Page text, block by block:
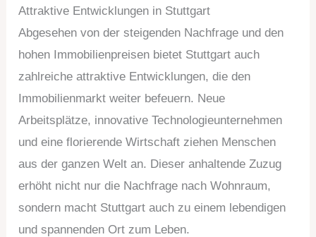
Attraktive Entwicklungen in Stuttgart
Abgesehen von der steigenden Nachfrage und den
hohen Immobilienpreisen bietet Stuttgart auch
zahlreiche attraktive Entwicklungen, die den
Immobilienmarkt weiter befeuern. Neue
Arbeitsplätze, innovative Technologieunternehmen
und eine florierende Wirtschaft ziehen Menschen
aus der ganzen Welt an. Dieser anhaltende Zuzug
erhöht nicht nur die Nachfrage nach Wohnraum,
sondern macht Stuttgart auch zu einem lebendigen
und spannenden Ort zum Leben.